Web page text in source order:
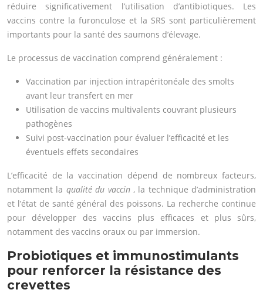
réduire significativement l’utilisation d’antibiotiques. Les
vaccins contre la furonculose et la SRS sont particulièrement
importants pour la santé des saumons d’élevage.
Le processus de vaccination comprend généralement :
Vaccination par injection intrapéritonéale des smolts
avant leur transfert en mer
Utilisation de vaccins multivalents couvrant plusieurs
pathogènes
Suivi post-vaccination pour évaluer l’efficacité et les
éventuels effets secondaires
L’efficacité de la vaccination dépend de nombreux facteurs,
notamment la qualité du vaccin , la technique d’administration
et l’état de santé général des poissons. La recherche continue
pour développer des vaccins plus efficaces et plus sûrs,
notamment des vaccins oraux ou par immersion.
Probiotiques et immunostimulants
pour renforcer la résistance des
crevettes